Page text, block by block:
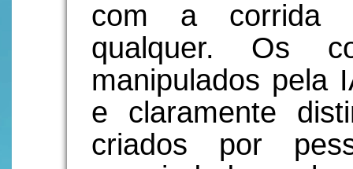
com a corrida
qualquer. Os
manipulados pela
e claramente
criados por